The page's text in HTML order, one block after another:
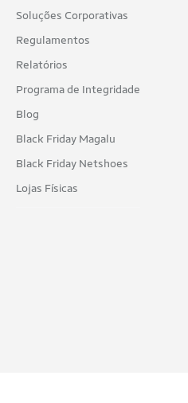
Soluções Corporativas
Regulamentos
Relatórios
Programa de Integridade
Blog
Black Friday Magalu
Black Friday Netshoes
Lojas Físicas